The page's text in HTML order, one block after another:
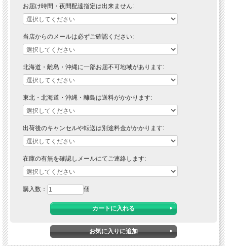
お届け時間・夜間配達指定は出来ません:
当店からのメールは必ずご確認ください:
北海道・離島・沖縄に一部お届不可地域があります:
東北・北海道・沖縄・離島は送料がかかります:
出荷後のキャンセルや転送は別途料金がかかります:
在庫の有無を確認しメールにてご連絡します:
購入数： 個